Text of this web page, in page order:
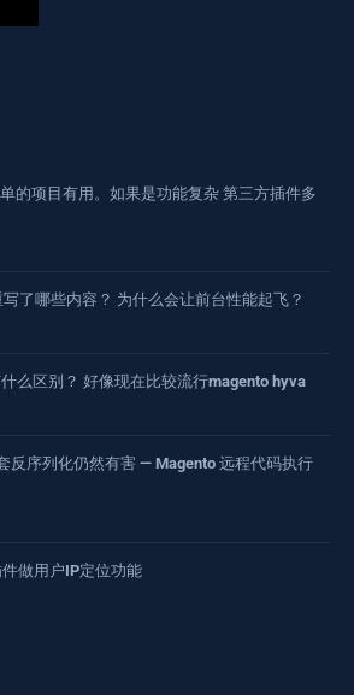
的项目有用。如果是功能复杂 第三方插件多
了哪些内容？ 为什么会让前台性能起飞？
么区别？ 好像现在比较流行magento hyva
反序列化仍然有害 — Magento 远程代码执行
做用户IP定位功能